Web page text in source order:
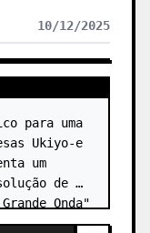
10/12/2025
para uma
Ukiyo-e
um
de
Onda"
cortado. …